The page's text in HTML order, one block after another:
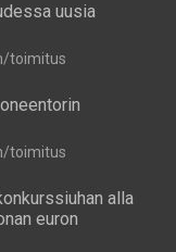
uusia
toimitus
toimitus
alla
euron